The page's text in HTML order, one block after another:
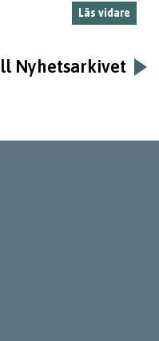
Läs vidare
Nyhetsarkivet